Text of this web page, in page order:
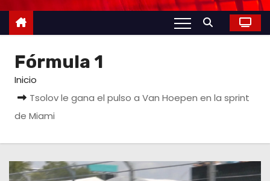
i
Fórmula 1
Inicio
Tsolov le gana el pulso a Van Hoepen en la sprint
de Miami